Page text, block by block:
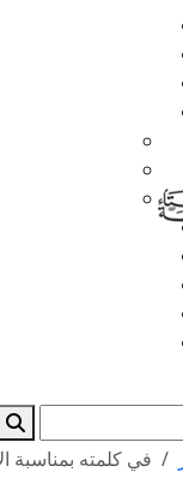
في كلمته بمناسبة